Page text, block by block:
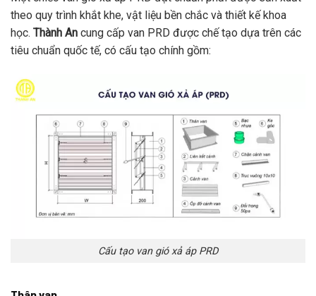
theo quy trình khắt khe, vật liệu bền chắc và thiết kế khoa
học. Thành An cung cấp van PRD được chế tạo dựa trên các
tiêu chuẩn quốc tế, có cấu tạo chính gồm:
Cấu tạo van gió xả áp PRD